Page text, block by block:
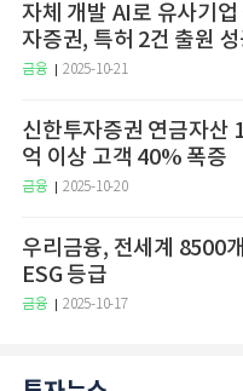
자체 개발 AI로 유사기
자증권, 특허 2건 출원
금융 2025-10-21
신한투자증권 연금자산
억 이상 고객 40% 폭증
금융 2025-10-20
우리금융, 전세계 8500
ESG 등급
금융 2025-10-17